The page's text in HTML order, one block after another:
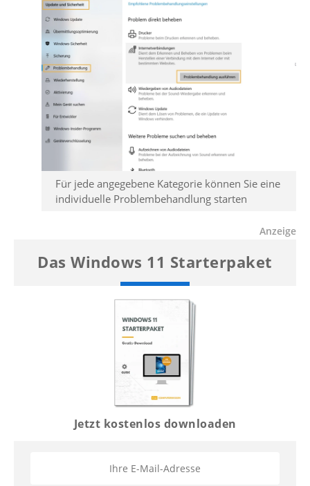
Für jede angegebene Kategorie können Sie eine
individuelle Problembehandlung starten